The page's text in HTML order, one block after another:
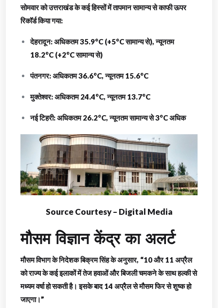
सोमवार को उत्तराखंड के कई हिस्सों में तापमान सामान्य से काफी ऊपर
रिकॉर्ड किया गया:
देहरादून: अधिकतम 35.9°C (+5°C सामान्य से), न्यूनतम
18.2°C (+2°C सामान्य से)
पंतनगर: अधिकतम 36.6°C, न्यूनतम 15.6°C
मुक्तेश्वर: अधिकतम 24.4°C, न्यूनतम 13.7°C
नई टिहरी: अधिकतम 26.2°C, न्यूनतम सामान्य से 3°C अधिक
Source Courtesy – Digital Media
मौसम विज्ञान केंद्र का अलर्ट
मौसम विभाग के निदेशक बिक्रम सिंह के अनुसार, “10 और 11 अप्रैल
को राज्य के कई इलाकों में तेज हवाओं और बिजली चमकने के साथ हल्की से
मध्यम वर्षा हो सकती है। इसके बाद 14 अप्रैल से मौसम फिर से शुष्क हो
जाएगा।”